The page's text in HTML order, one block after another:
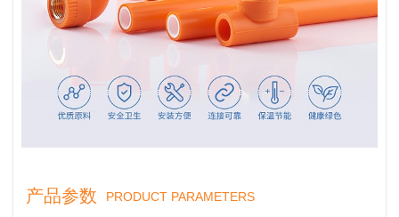
产品参数 PRODUCT PARAMETERS